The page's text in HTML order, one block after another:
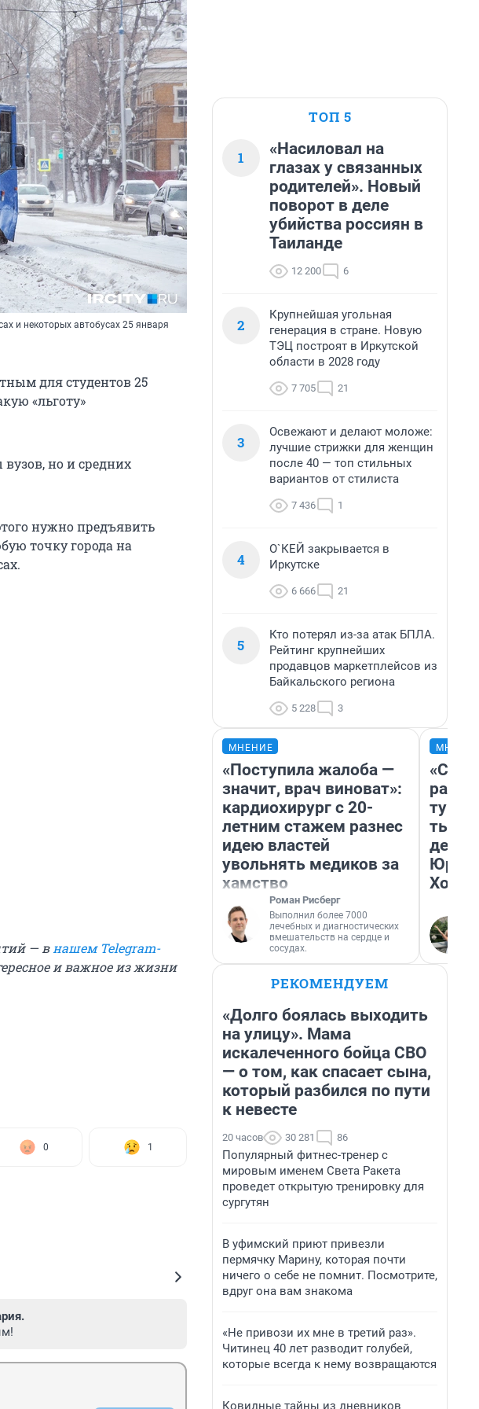
и некоторых автобусах 25 января
для студентов 25
«льготу»
но и средних
нужно предъявить
точку города на
— в нашем Telegram-
и важное из жизни
0 1
ТОП 5
1
«Насиловал на
глазах у связанных
родителей». Новый
поворот в деле
убийства россиян в
Таиланде
12 200 6
2
Крупнейшая угольная
генерация в стране. Новую
ТЭЦ построят в Иркутской
области в 2028 году
7 705 21
3
Освежают и делают моложе:
лучшие стрижки для женщин
после 40 — топ стильных
вариантов от стилиста
7 436 1
4
О`КЕЙ закрывается в
Иркутске
6 666 21
5
Кто потерял из-за атак БПЛА.
Рейтинг крупнейших
продавцов маркетплейсов из
Байкальского региона
5 228 3
МНЕНИЕ
«Поступила жалоба —
значит, врач виноват»:
кардиохирург с 20-
летним стажем разнес
идею властей
увольнять медиков за
хамство
Роман Рисберг
Выполнил более 7000
лечебных и диагностических
вмешательств на сердце и
сосудах.
день
РЕКОМЕНДУЕМ
«Долго боялась выходить
на улицу». Мама
искалеченного бойца СВО
— о том, как спасает сына,
который разбился по пути
к невесте
20 часов 30 281 86
Популярный фитнес-тренер с
мировым именем Света Ракета
проведет открытую тренировку для
сургутян
В уфимский приют привезли
пермячку Марину, которая почти
ничего о себе не помнит. Посмотрите,
вдруг она вам знакома
«Не привози их мне в третий раз».
Читинец 40 лет разводит голубей,
которые всегда к нему возвращаются
Ковидные тайны из дневников